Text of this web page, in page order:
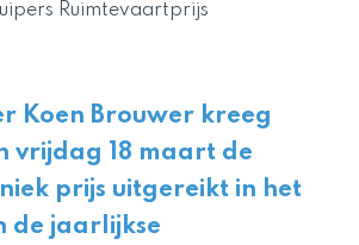
Ruimtevaartprijs
Koen Brouwer kreeg
vrijdag 18 maart de
prijs uitgereikt in het
de jaarlijkse